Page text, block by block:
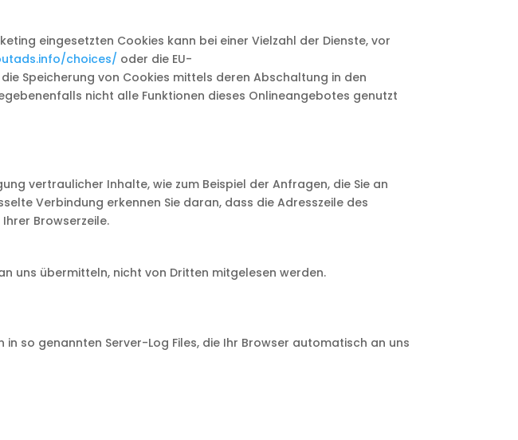
eingesetzten Cookies kann bei einer Vielzahl der Dienste, vor
choices/ oder die EU-
Speicherung von Cookies mittels deren Abschaltung in den
nicht alle Funktionen dieses Onlineangebotes genutzt
vertraulicher Inhalte, wie zum Beispiel der Anfragen, die Sie an
Verbindung erkennen Sie daran, dass die Adresszeile des
Browserzeile.
uns übermitteln, nicht von Dritten mitgelesen werden.
so genannten Server-Log Files, die Ihr Browser automatisch an uns